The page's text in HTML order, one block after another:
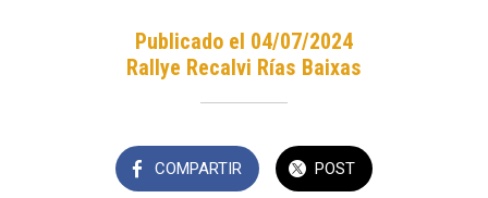
Publicado el 04/07/2024
Rallye Recalvi Rías Baixas
COMPARTIR POST